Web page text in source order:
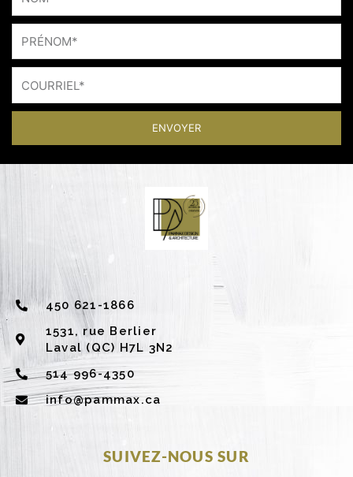
ENVOYER
450 621-1866
1531, rue Berlier
Laval (QC) H7L 3N2
514 996-4350
info@pammax.ca
SUIVEZ-NOUS SUR